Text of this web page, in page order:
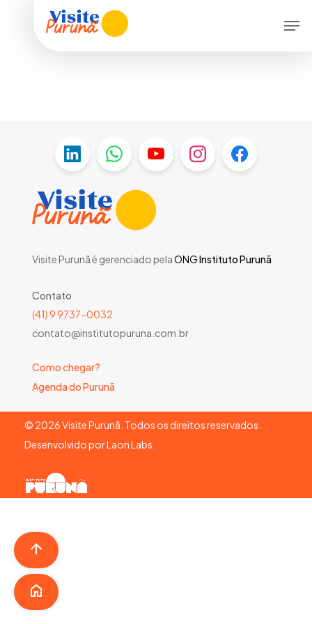
Visite Purunã é gerenciado pelaONGInstituto Purunã
Contato
(41) 9 9737-0032
contato@institutopuruna.com.br
Como chegar?
Agenda do Purunã
© 2026Visite Purunã. Todos os direitos reservados.
Desenvolvido porLaon Labs